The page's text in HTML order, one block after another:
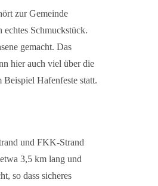
zur Gemeinde
echtes Schmuckstück.
gemacht. Das
hier auch viel über die
Hafenfeste statt.
und FKK-Strand
3,5 km lang und
so dass sicheres